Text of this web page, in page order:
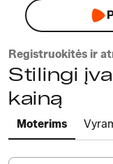
Registruokitės ir
Stilingi
kainą
Moterims